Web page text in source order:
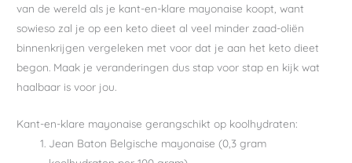
van de wereld als je kant-en-klare mayonaise koopt, want
sowieso zal je op een keto dieet al veel minder zaad-oliën
binnenkrijgen vergeleken met voor dat je aan het keto dieet
begon. Maak je veranderingen dus stap voor stap en kijk wat
haalbaar is voor jou.
Kant-en-klare mayonaise gerangschikt op koolhydraten:
Jean Baton Belgische mayonaise (0,3 gram